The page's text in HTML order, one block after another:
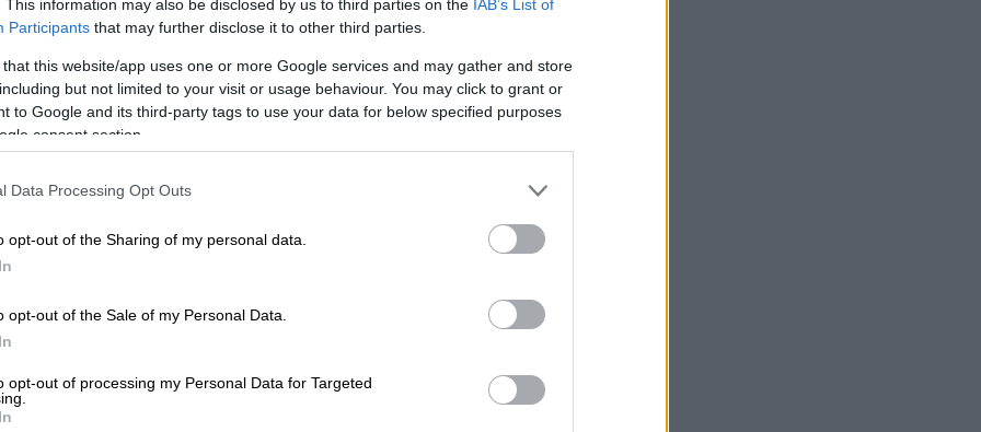
This information may also be disclosed by us to third parties on the IAB’s List of
Participants that may further disclose it to other third parties.
that this website/app uses one or more Google services and may gather and store
but not limited to your visit or usage behaviour. You may click to grant or
to Google and its third-party tags to use your data for below specified purposes
consent section.
Data Processing Opt Outs
opt-out of the Sharing of my personal data.
opt-out of the Sale of my Personal Data.
opt-out of processing my Personal Data for Targeted
video